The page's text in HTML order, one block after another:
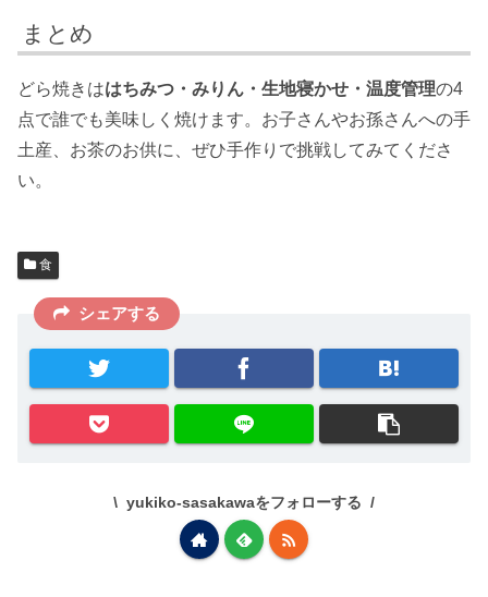
まとめ
どら焼きははちみつ・みりん・生地寝かせ・温度管理の4
点で誰でも美味しく焼けます。お子さんやお孫さんへの手
土産、お茶のお供に、ぜひ手作りで挑戦してみてくださ
い。
食
シェアする
yukiko-sasakawaをフォローする